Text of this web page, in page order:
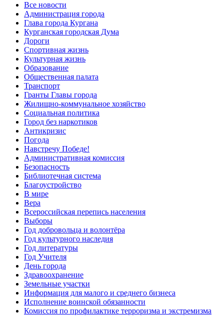
Все новости
Администрация города
Глава города Кургана
Курганская городская Дума
Дороги
Спортивная жизнь
Культурная жизнь
Образование
Общественная палата
Транспорт
Гранты Главы города
Жилищно-коммунальное хозяйство
Социальная политика
Город без наркотиков
Антикризис
Погода
Навстречу Победе!
Административная комиссия
Безопасность
Библиотечная система
Благоустройство
В мире
Вера
Всероссийская перепись населения
Выборы
Год добровольца и волонтёра
Год культурного наследия
Год литературы
Год Учителя
День города
Здравоохранение
Земельные участки
Информация для малого и среднего бизнеса
Исполнение воинской обязанности
Комиссия по профилактике терроризма и экстремизма